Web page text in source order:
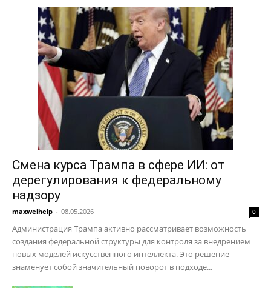
Смена курса Трампа в сфере ИИ: от
дерегулирования к федеральному
надзору
maxwelhelp - 08.05.2026 0
Администрация Трампа активно рассматривает возможность
создания федеральной структуры для контроля за внедрением
новых моделей искусственного интеллекта. Это решение
знаменует собой значительный поворот в подходе...